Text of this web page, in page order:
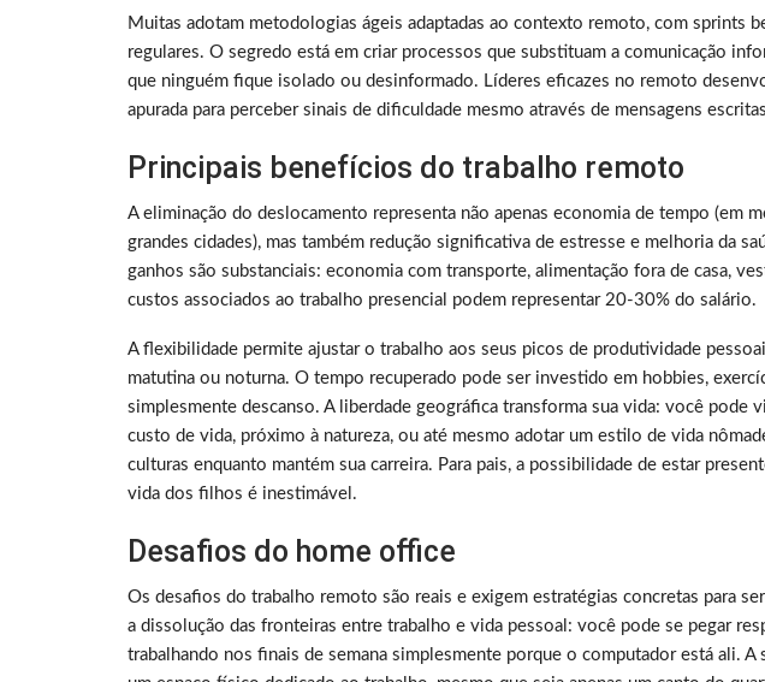
Muitas adotam metodologias ágeis adaptadas ao contexto remoto, com sprints
regulares. O segredo está em criar processos que substituam a comunicação
que ninguém fique isolado ou desinformado. Líderes eficazes no remoto
apurada para perceber sinais de dificuldade mesmo através de mensagens
Principais benefícios do trabalho remoto
A eliminação do deslocamento representa não apenas economia de tempo (em
grandes cidades), mas também redução significativa de estresse e melhoria da
ganhos são substanciais: economia com transporte, alimentação fora de casa,
custos associados ao trabalho presencial podem representar 20-30% do salário.
A flexibilidade permite ajustar o trabalho aos seus picos de produtividade
matutina ou noturna. O tempo recuperado pode ser investido em hobbies,
simplesmente descanso. A liberdade geográfica transforma sua vida: você pode
custo de vida, próximo à natureza, ou até mesmo adotar um estilo de vida
culturas enquanto mantém sua carreira. Para pais, a possibilidade de estar
vida dos filhos é inestimável.
Desafios do home office
Os desafios do trabalho remoto são reais e exigem estratégias concretas para
a dissolução das fronteiras entre trabalho e vida pessoal: você pode se pegar
trabalhando nos finais de semana simplesmente porque o computador está ali. A